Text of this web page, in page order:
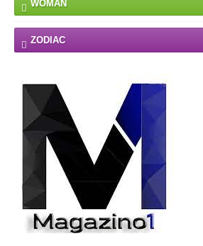
WOMAN
ZODIAC